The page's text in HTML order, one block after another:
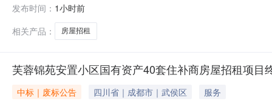
0617:00:00至2026-08-1317:00:00竞价时间2026-08-
发布时间： 1小时前
相关产品：
房屋招租
芙蓉锦苑安置小区国有资产40套住补商房屋招租项目
中标｜废标公告 四川省｜成都市｜武侯区
服务